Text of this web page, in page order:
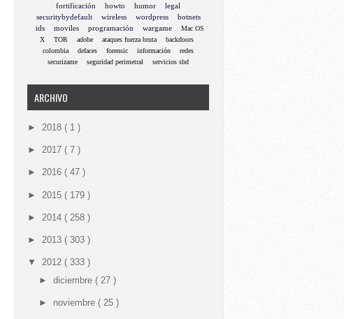
fortificación
howto humor
legal
securitybydefault
wireless wordpress
botnets
ids
moviles programación wargame
Mac OS
X
TOR adobe ataques fuerza bruta
backdoors
colombia
defaces forensic información
redes
securizame
seguridad perimetral servicios sbd
ARCHIVO
► 2018 ( 1 )
► 2017 ( 7 )
► 2016 ( 47 )
► 2015 ( 179 )
► 2014 ( 258 )
► 2013 ( 303 )
▼ 2012 ( 333 )
► diciembre ( 27 )
► noviembre ( 25 )